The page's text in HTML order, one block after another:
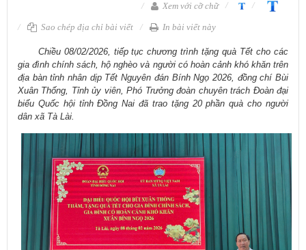
Xem với cỡ chữ
Sao chép địa chỉ bài viết In bài viết này
Chiều 08/02/2026, tiếp tục chương trình tặng quà Tết cho các
gia đình chính sách, hộ nghèo và người có hoàn cảnh khó khăn trên
địa bàn tỉnh nhân dịp Tết Nguyên đán Bính Ngọ 2026, đồng chí Bùi
Xuân Thống, Tỉnh ủy viên, Phó Trưởng đoàn chuyên trách Đoàn đại
biểu Quốc hội tỉnh Đồng Nai đã trao tặng 20 phần quà cho người
dân xã Tà Lài.